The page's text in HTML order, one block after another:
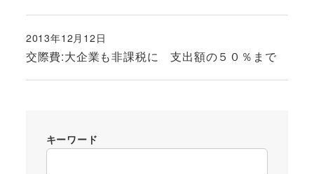
交際費:大企業も非課税に 支出額の５０％まで
投稿日
2013年12月12日
キーワード